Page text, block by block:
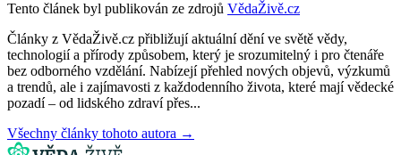
Tento článek byl publikován ze zdrojů VědaŽivě.cz
Články z VědaŽivě.cz přibližují aktuální dění ve světě vědy,
technologií a přírody způsobem, který je srozumitelný i pro čtenáře
bez odborného vzdělání. Nabízejí přehled nových objevů, výzkumů
a trendů, ale i zajímavosti z každodenního života, které mají vědecké
pozadí – od lidského zdraví přes...
Všechny články tohoto autora →